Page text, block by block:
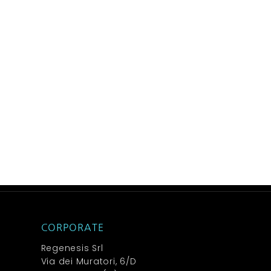
CORPORATE
Regenesis Srl
Via dei Muratori, 6/D